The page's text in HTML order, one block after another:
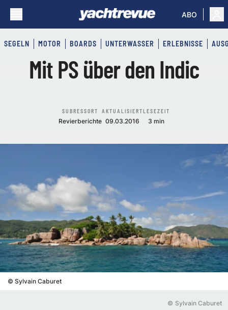
ABO
SEGELN MOTOR BOARDS UNTERWASSER ERLEBNISSE
Mit PS über den Indic
SUBRESSORT
Revierberichte
AKTUALISIERT
09.03.2016
LESEZEIT
3 min
© Sylvain Caburet
© Sylvain Caburet